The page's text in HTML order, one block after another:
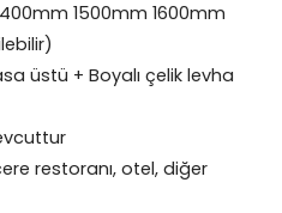
1500mm 1600mm
üstü + Boyalı çelik levha
restoranı, otel, diğer